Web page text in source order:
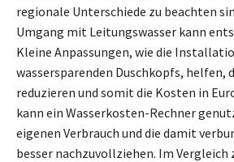
regionale Unterschiede zu beachten
Umgang mit Leitungswasser kann
Kleine Anpassungen, wie die
wassersparenden Duschkopfs, helfen,
reduzieren und somit die Kosten in
kann ein Wasserkosten-Rechner
eigenen Verbrauch und die damit
besser nachzuvollziehen. Im Vergleich